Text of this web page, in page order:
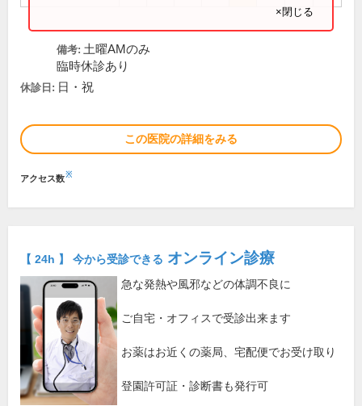
×閉じる
備考: 土曜AMのみ
臨時休診あり
休診日: 日・祝
この医院の詳細をみる
アクセス数※
【 24h 】 今から受診できる オンライン診療
急な発熱や風邪などの体調不良に
ご自宅・オフィスで受診出来ます
お薬はお近くの薬局、宅配便でお受け取り
登園許可証・診断書も発行可